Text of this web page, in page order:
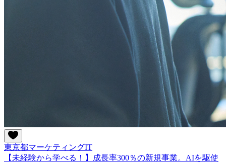
東京都マーケティングIT
【未経験から学べる！】成長率300％の新規事業。AIを駆使